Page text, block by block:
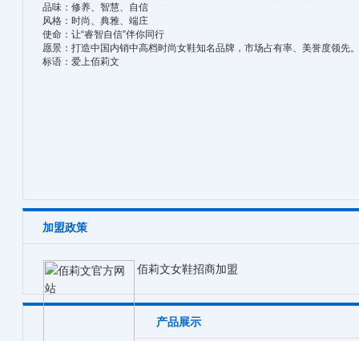
品味：修养、智慧、自信
风格：时尚、典雅、端庄
使命：让“睿智自信”伴你同行
愿景：打造中国内销中高档时尚女鞋知名品牌，市场占有率、美誉度领先。
标语：爱上佰莉文
加盟政策
佰莉文女鞋招商加盟
产品展示